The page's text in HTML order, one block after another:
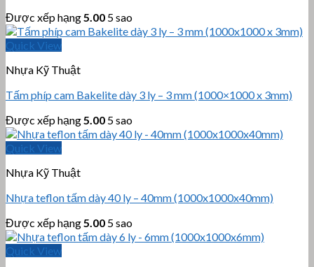
Được xếp hạng 5.00 5 sao
Quick View
Nhựa Kỹ Thuật
Tấm phíp cam Bakelite dày 3 ly – 3 mm (1000×1000 x 3mm)
Được xếp hạng 5.00 5 sao
Quick View
Nhựa Kỹ Thuật
Nhựa teflon tấm dày 40 ly – 40mm (1000x1000x40mm)
Được xếp hạng 5.00 5 sao
Quick View